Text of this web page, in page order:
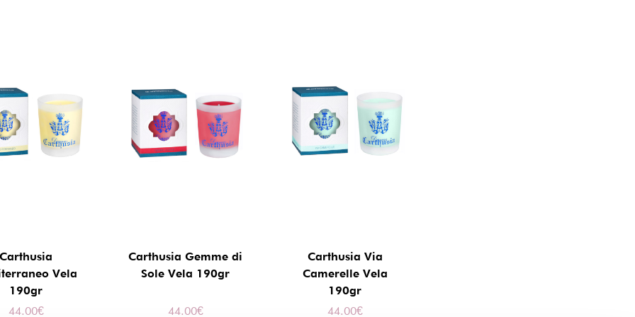
Carthusia
Vela
190gr
44.00€
Carthusia Gemme di
Sole Vela 190gr
44.00€
Carthusia Via
Camerelle Vela
190gr
44.00€